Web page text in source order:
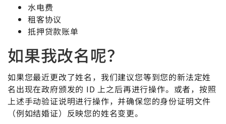
水电费
租客协议
抵押贷款账单
如果我改名呢？
如果您最近更改了姓名，我们建议您等到您的新法定姓
名出现在政府颁发的 ID 上之后再进行操作。或者，按照
上述手动验证说明进行操作，并确保您的身份证明文件
（例如结婚证）反映您的姓名变更。